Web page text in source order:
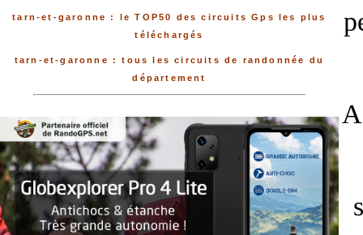
tarn-et-garonne : le TOP50 des circuits Gps les plus
téléchargés
tarn-et-garonne : tous les circuits de randonnée du
département